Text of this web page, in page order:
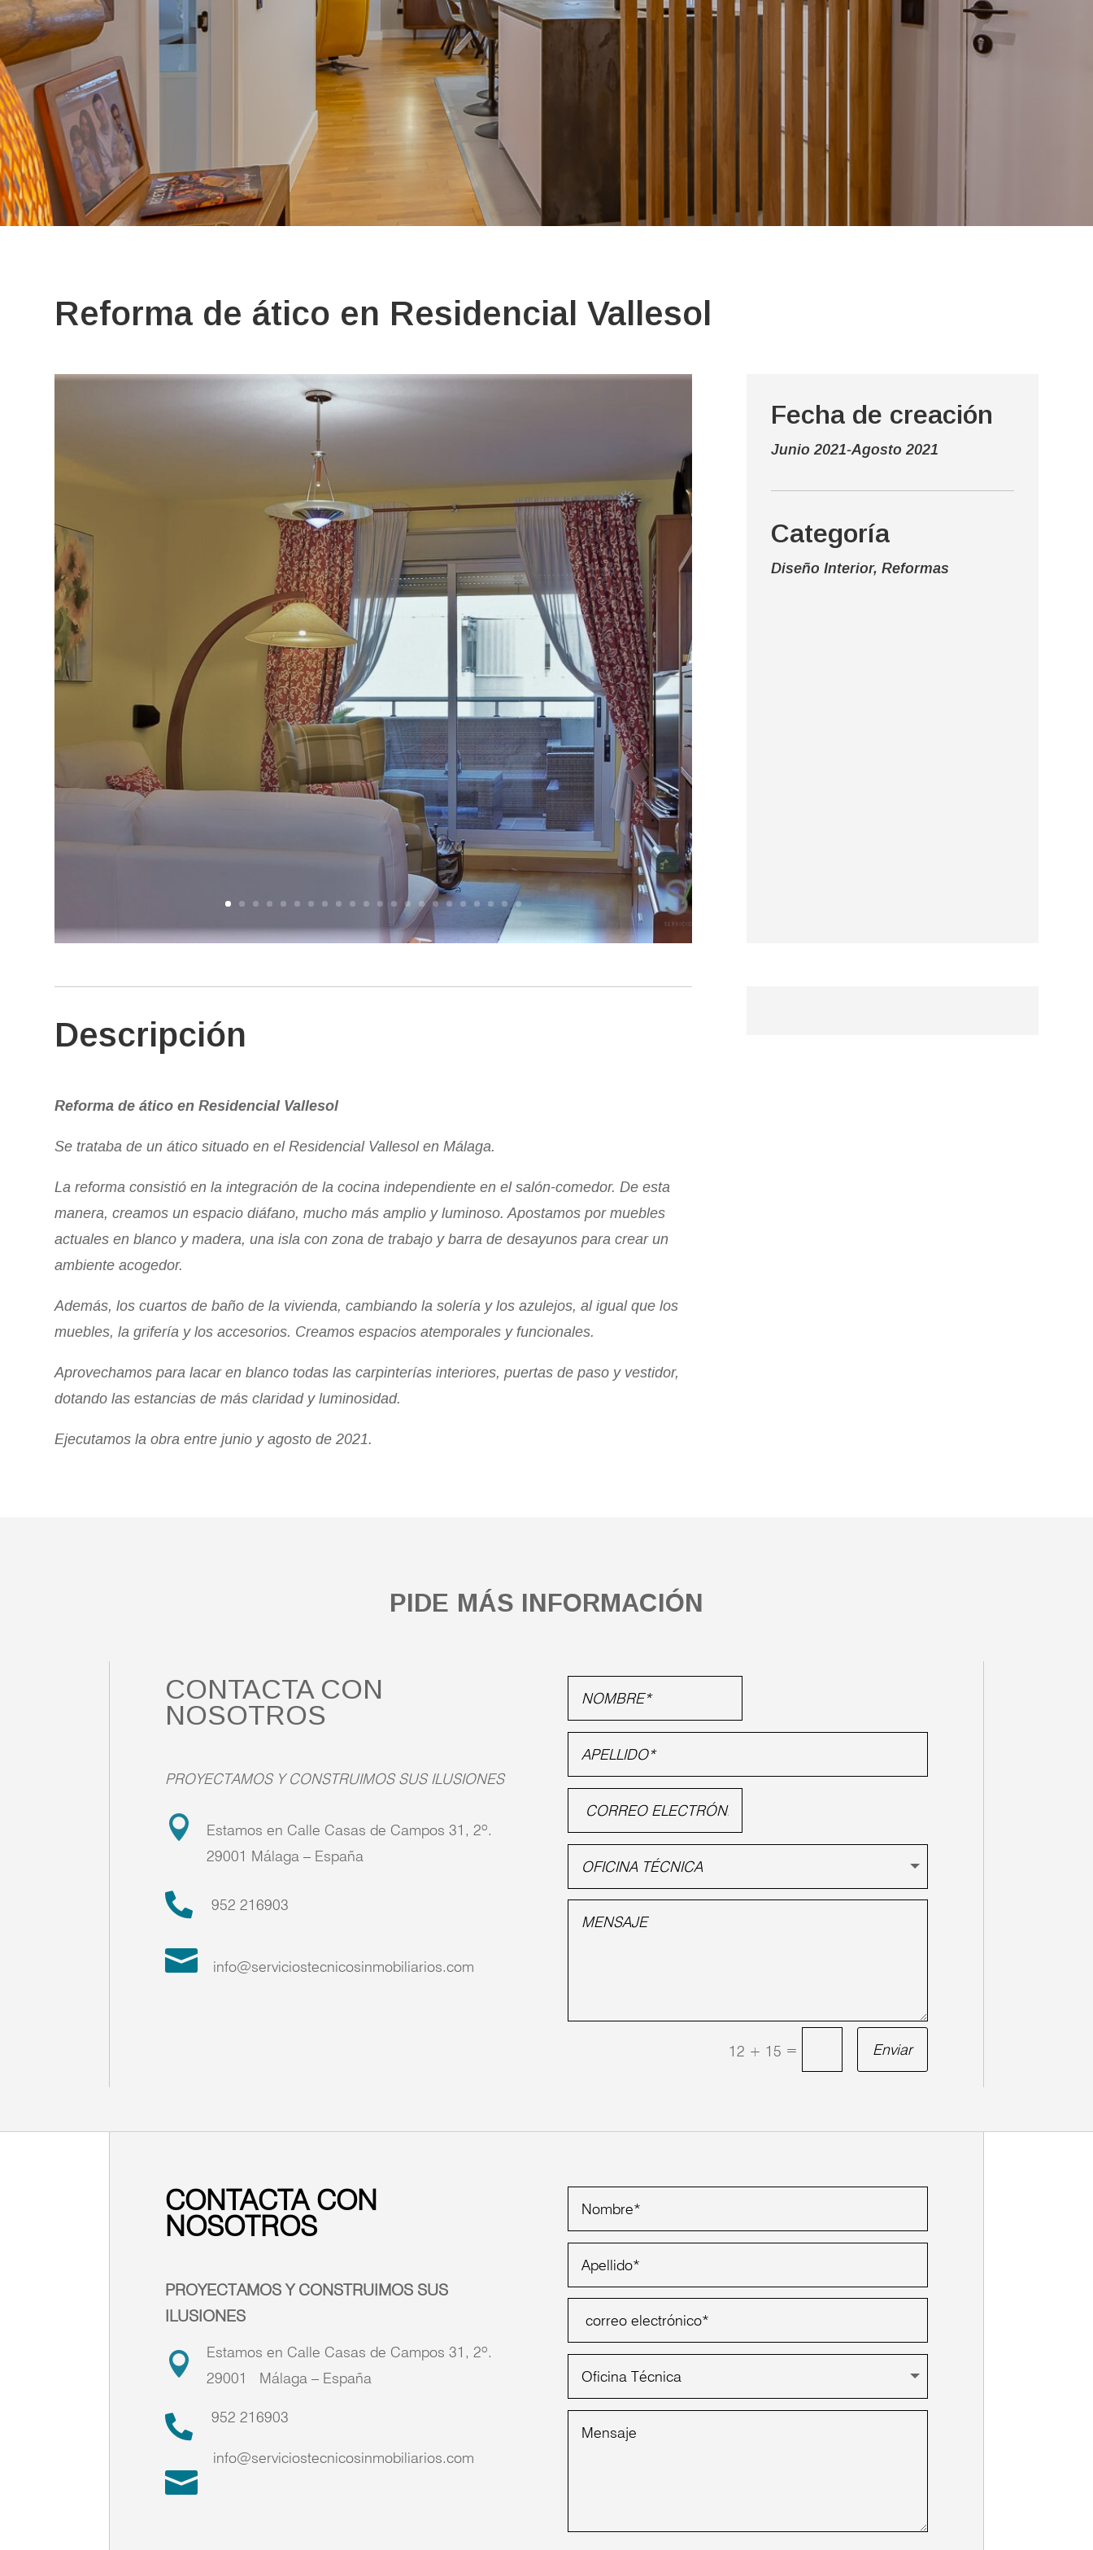
Reforma de ático en Residencial Vallesol
Fecha de creación
Junio 2021-Agosto 2021
Categoría
Diseño Interior, Reformas
Descripción
Reforma de ático en Residencial Vallesol
Se trataba de un ático situado en el Residencial Vallesol en Málaga.
La reforma consistió en la integración de la cocina independiente en el salón-comedor. De esta
manera, creamos un espacio diáfano, mucho más amplio y luminoso. Apostamos por muebles
actuales en blanco y madera, una isla con zona de trabajo y barra de desayunos para crear un
ambiente acogedor.
Además, los cuartos de baño de la vivienda, cambiando la solería y los azulejos, al igual que los
muebles, la grifería y los accesorios. Creamos espacios atemporales y funcionales.
Aprovechamos para lacar en blanco todas las carpinterías interiores, puertas de paso y vestidor,
dotando las estancias de más claridad y luminosidad.
Ejecutamos la obra entre junio y agosto de 2021.
PIDE MÁS INFORMACIÓN
CONTACTA CON
NOSOTROS
PROYECTAMOS Y CONSTRUIMOS SUS ILUSIONES

Estamos en Calle Casas de Campos 31, 2º.
29001 Málaga – España


952 216903
info@serviciostecnicosinmobiliarios.com
12 + 15 = Enviar
CONTACTA CON
NOSOTROS
PROYECTAMOS Y CONSTRUIMOS SUS
ILUSIONES

Estamos en Calle Casas de Campos 31, 2º.
29001 Málaga – España


952 216903
info@serviciostecnicosinmobiliarios.com